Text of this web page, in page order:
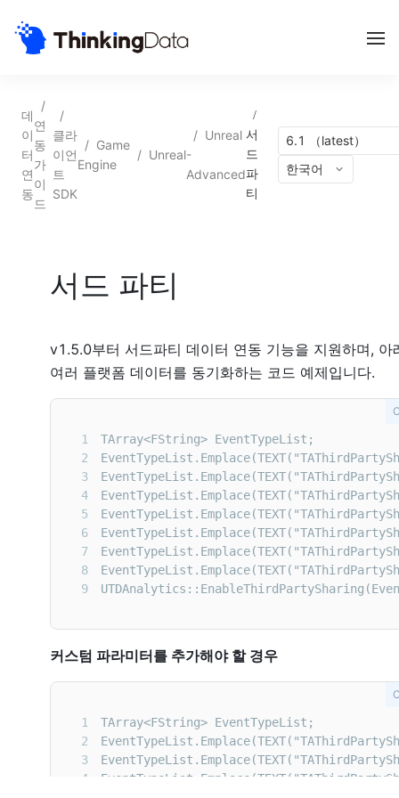
데
이
터
연
동
/
연
동
가
이
드
/
클라
이언
트
SDK
/ Game
Engine
/ Unreal
/ Unreal
-
Advanced
/
서
드
파
티
6.1 （latest）
한국어
서드 파티
v1.5.0부터 서드파티 데이터 연동 기능을 지원하며, 아
여러 플랫폼 데이터를 동기화하는 코드 예제입니다.
1
2
3
4
5
6
7
8
9
커스텀 파라미터를 추가해야 할 경우
1
2
3
4